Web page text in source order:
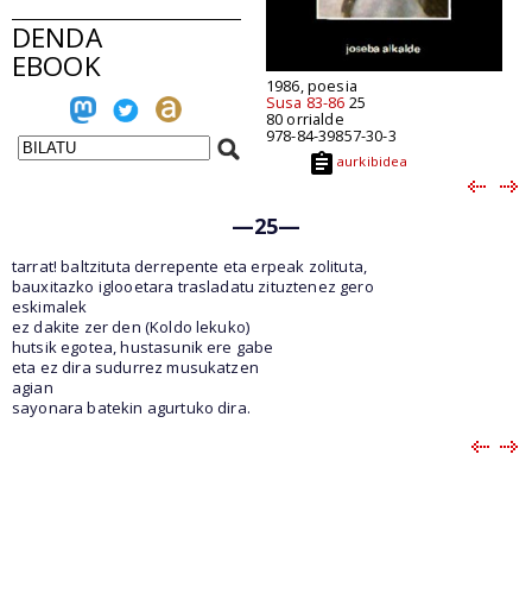
DENDA
EBOOK
1986, poesia
Susa 83-86 25
80 orrialde
978-84-39857-30-3
aurkibidea
—25—
tarrat! baltzituta derrepente eta erpeak zolituta,
bauxitazko iglooetara trasladatu zituztenez gero
eskimalek
ez dakite zer den (Koldo lekuko)
hutsik egotea, hustasunik ere gabe
eta ez dira sudurrez musukatzen
agian
sayonara batekin agurtuko dira.